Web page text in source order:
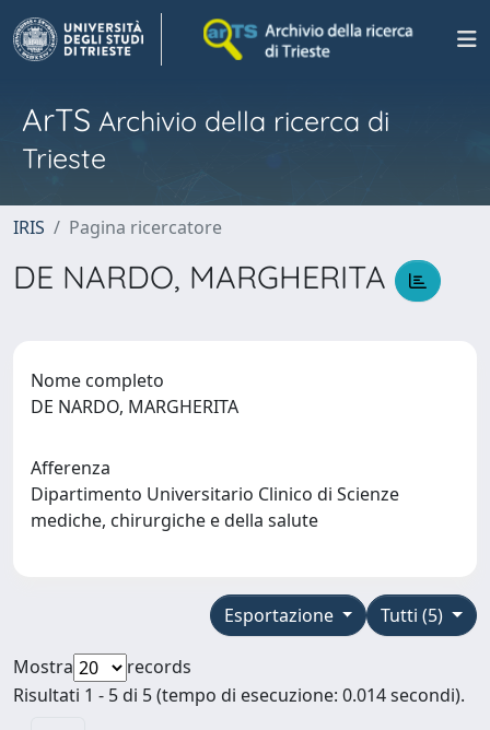
ArTS Archivio della ricerca di
Trieste
IRIS Pagina ricercatore
DE NARDO, MARGHERITA
Nome completo
DE NARDO, MARGHERITA
Afferenza
Dipartimento Universitario Clinico di Scienze
mediche, chirurgiche e della salute
Tutti (5)
Esportazione
Mostra
records
Risultati 1 - 5 di 5 (tempo di esecuzione: 0.014 secondi).